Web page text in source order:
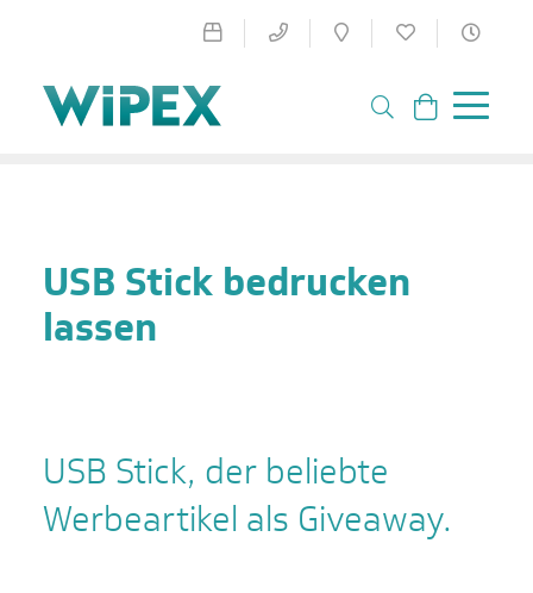
USB Stick bedrucken
lassen
USB Stick, der beliebte
Werbeartikel als Giveaway.